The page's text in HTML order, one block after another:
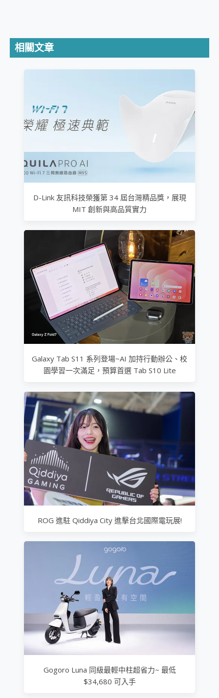
相關文章
D-Link 友訊科技榮獲第 34 屆台灣精品獎，展現
MIT 創新與高品質實力
Galaxy Tab S11 系列登場~AI 加持行動辦公、校
園學習一次滿足，預算首選 Tab S10 Lite
ROG 進駐 Qiddiya City 進擊台北國際電玩展!
Gogoro Luna 同級最輕中柱超省力~ 最低
$34,680 可入手